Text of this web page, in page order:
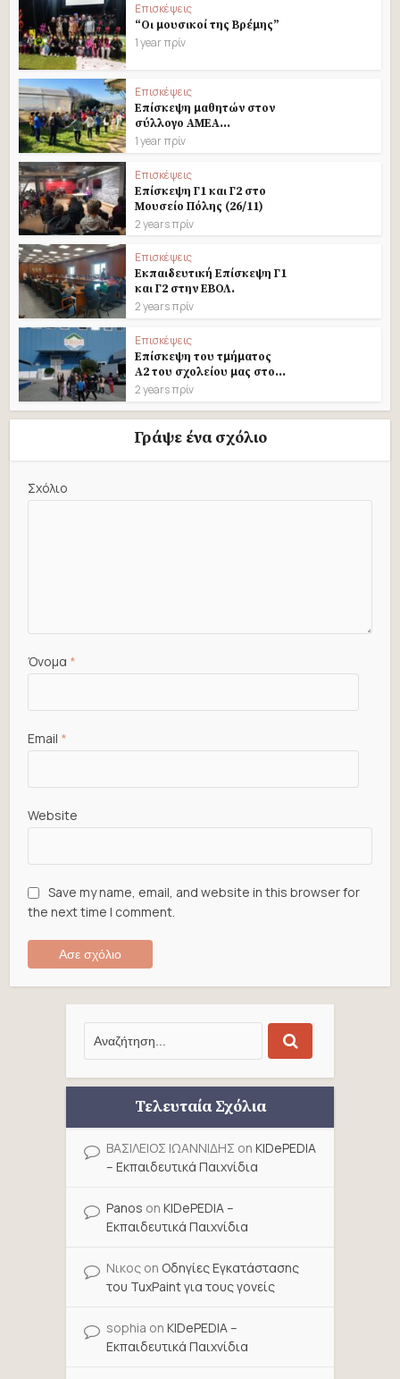
Επισκέψεις
“Οι μουσικοί της Βρέμης”
1 year πρίν
Επισκέψεις
Επίσκεψη μαθητών στον
σύλλογο ΑΜΕΑ...
1 year πρίν
Επισκέψεις
Επίσκεψη Γ1 και Γ2 στο
Μουσείο Πόλης (26/11)
2 years πρίν
Επισκέψεις
Εκπαιδευτική Επίσκεψη Γ1
και Γ2 στην ΕΒΟΛ.
2 years πρίν
Επισκέψεις
Eπίσκεψη του τμήματος
Α2 του σχολείου μας στο...
2 years πρίν
Γράψε ένα σχόλιο
Σχόλιο
Όνομα *
Email *
Website
Save my name, email, and website in this browser for
the next time I comment.
Τελευταία Σχόλια
ΒΑΣΙΛΕΙΟΣ ΙΩΑΝΝΙΔΗΣ on KIDePEDIA
– Εκπαιδευτικά Παιχνίδια
Panos on KIDePEDIA –
Εκπαιδευτικά Παιχνίδια
Νικος on Οδηγίες Εγκατάστασης
του TuxPaint για τους γονείς
sophia on KIDePEDIA –
Εκπαιδευτικά Παιχνίδια